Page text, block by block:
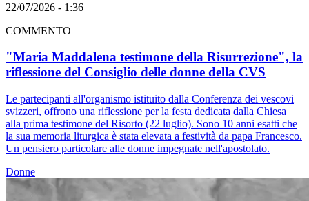
22/07/2026 - 1:36
COMMENTO
"Maria Maddalena testimone della Risurrezione", la
riflessione del Consiglio delle donne della CVS
Le partecipanti all'organismo istituito dalla Conferenza dei vescovi
svizzeri, offrono una riflessione per la festa dedicata dalla Chiesa
alla prima testimone del Risorto (22 luglio). Sono 10 anni esatti che
la sua memoria liturgica è stata elevata a festività da papa Francesco.
Un pensiero particolare alle donne impegnate nell'apostolato.
Donne